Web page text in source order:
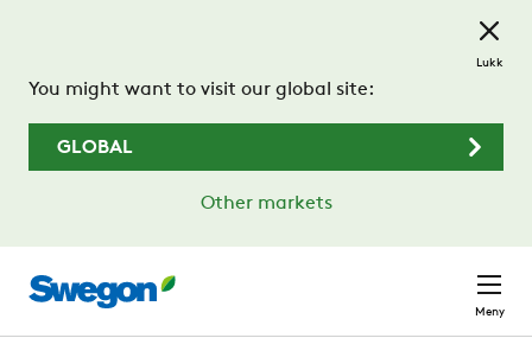
You might want to visit our global site:
GLOBAL
Other markets
Lukk
Meny